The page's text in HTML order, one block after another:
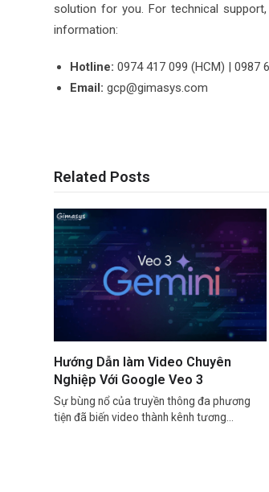
solution for you. For technical
information:
Hotline:0974 417 099 (HCM) | 0987
Email:gcp@gimasys.com
Related Posts
Hướng Dẫn làm Video Chuyên
Nghiệp Với Google Veo 3
Sự bùng nổ của truyền thông đa phương
tiện đã biến video thành kênh tương…